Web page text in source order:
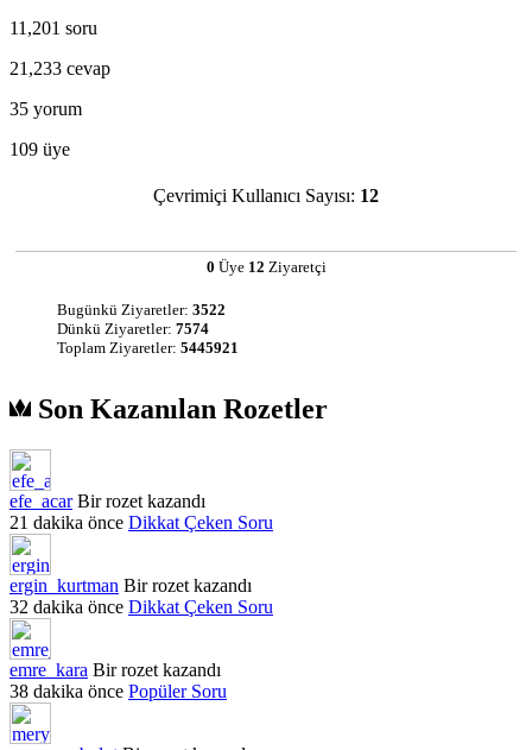
11,201 soru
21,233 cevap
35 yorum
109 üye
Çevrimiçi Kullanıcı Sayısı: 12
0 Üye 12 Ziyaretçi
Bugünkü Ziyaretler: 3522
Dünkü Ziyaretler: 7574
Toplam Ziyaretler: 5445921
Son Kazanılan Rozetler
efe_acar Bir rozet kazandı
21 dakika önce Dikkat Çeken Soru
ergin_kurtman Bir rozet kazandı
32 dakika önce Dikkat Çeken Soru
emre_kara Bir rozet kazandı
38 dakika önce Popüler Soru